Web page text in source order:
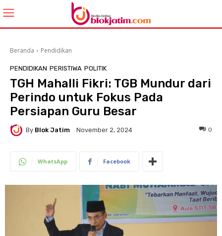
Beranda Pendidikan
PENDIDIKAN PERISTIWA POLITIK
TGH Mahalli Fikri: TGB Mundur dari
Perindo untuk Fokus Pada
Persiapan Guru Besar
By Blok Jatim November 2, 2024 0
WhatsApp Facebook